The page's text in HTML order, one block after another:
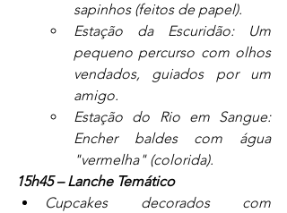
sapinhos (feitos de papel).
Estação da Escuridão: Um
pequeno percurso com olhos
vendados, guiados por um
amigo.
Estação do Rio em Sangue:
Encher baldes com água
"vermelha" (colorida).
15h45 – Lanche Temático
Cupcakes decorados com